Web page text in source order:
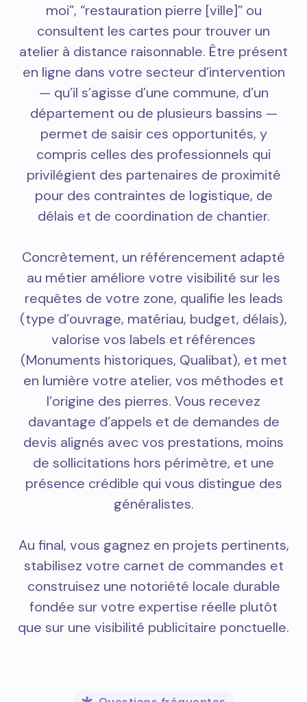
moi”, “restauration pierre [ville]” ou
consultent les cartes pour trouver un
atelier à distance raisonnable. Être présent
en ligne dans votre secteur d’intervention
— qu’il s’agisse d’une commune, d’un
département ou de plusieurs bassins —
permet de saisir ces opportunités, y
compris celles des professionnels qui
privilégient des partenaires de proximité
pour des contraintes de logistique, de
délais et de coordination de chantier.
Concrètement, un référencement adapté
au métier améliore votre visibilité sur les
requêtes de votre zone, qualifie les leads
(type d’ouvrage, matériau, budget, délais),
valorise vos labels et références
(Monuments historiques, Qualibat), et met
en lumière votre atelier, vos méthodes et
l’origine des pierres. Vous recevez
davantage d’appels et de demandes de
devis alignés avec vos prestations, moins
de sollicitations hors périmètre, et une
présence crédible qui vous distingue des
généralistes.
Au final, vous gagnez en projets pertinents,
stabilisez votre carnet de commandes et
construisez une notoriété locale durable
fondée sur votre expertise réelle plutôt
que sur une visibilité publicitaire ponctuelle.